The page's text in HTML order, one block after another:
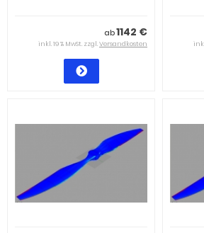
ab1142 €
inkl. 19 % MwSt. zzgl.Versandkosten